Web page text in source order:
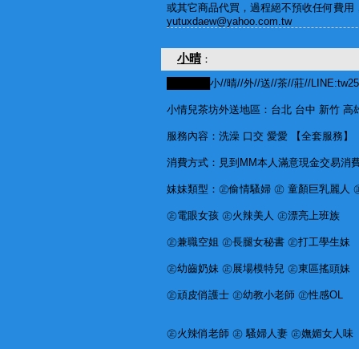
或其它商品代買，過程絕不預收任何費用
yutuxdaew@yahoo.com.tw
小晴 ：
██████小//晴//外//送//茶//莊//
小情兒茶坊外送地區：台北 台中 新竹 高
服務內容：洗澡 口交 愛愛 【全套服務】
消費方式：見到MM本人滿意現金交易消
妹妹類型：㊣偷情騷婦 ㊣ 童顏巨乳麗人
㊣電眼女孩 ㊣火辣美人 ㊣漂亮上班族
㊣兼職空姐 ㊣長腿女秘書 ㊣打工學生妹
㊣幼齒奶妹 ㊣展場模特兒 ㊣東區搖頭妹
㊣頑皮俏護士 ㊣幼教小老師 ㊣性感OL
㊣火辣俏老師 ㊣ 騷婦人妻 ㊣嫵媚女人味